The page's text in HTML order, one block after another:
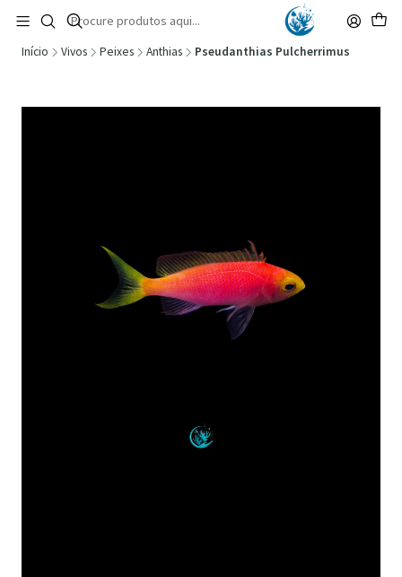
🚚 Portugal Continental: Portes Grátis desde 149,90€ (Envio extresso: 14,90€)
Ler mais
Início Vivos Peixes Anthias Pseudanthias Pulcherrimus